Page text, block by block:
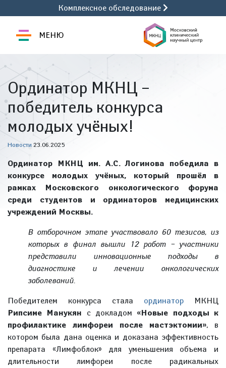
Комплексное обследование
МЕНЮ
Ординатор МКНЦ –
победитель конкурса
молодых учёных!
Новости 23.06.2025
Ординатор МКНЦ им. А.С. Логинова победила в
конкурсе молодых учёных, который прошёл в
рамках Московского онкологического форума
среди студентов и ординаторов медицинских
учреждений Москвы.
В отборочном этапе участвовало 60 тезисов, из
которых в финал вышли 12 работ – участники
представили инновационные подходы в
диагностике и лечении онкологических
заболеваний.
Победителем конкурса стала ординатор
МКНЦ
Рипсиме Манукян с докладом «Новые подходы к
профилактике лимфореи после мастэктомии», в
котором была дана оценка и доказана эффективность
препарата «Лимфоблок» для уменьшения объема и
длительности лимфореи после радикальных